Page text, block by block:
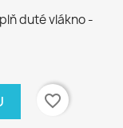
duté vlákno -
favorite_border